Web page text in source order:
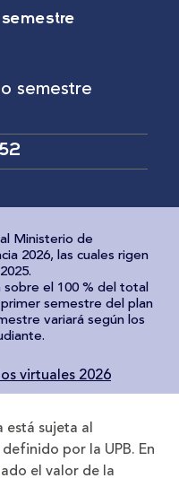
semestre
Ministerio de
2026, las cuales rigen
sobre el 100 % del total
semestre del plan
variará según los
virtuales 2026
sujeta al
por la UPB. En
el valor de la